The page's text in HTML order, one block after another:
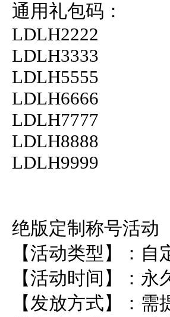
通用礼包码：
LDLH2222
LDLH3333
LDLH5555
LDLH6666
LDLH7777
LDLH8888
LDLH9999
绝版定制称号活动
【活动类型】：自
【活动时间】：永
【发放方式】：